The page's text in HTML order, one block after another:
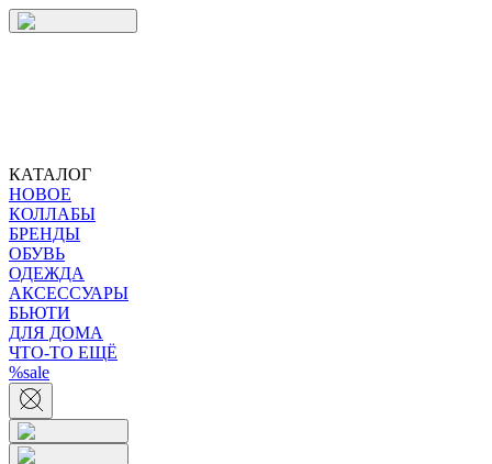
КАТАЛОГ
НОВОЕ
КОЛЛАБЫ
БРЕНДЫ
ОБУВЬ
ОДЕЖДА
АКСЕССУАРЫ
БЬЮТИ
ДЛЯ ДОМА
ЧТО-ТО ЕЩЁ
%sale